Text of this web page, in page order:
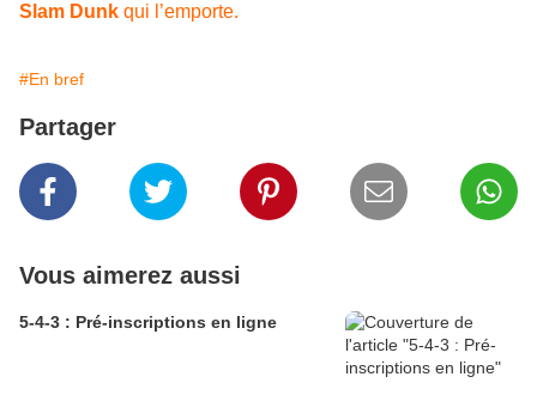
Slam Dunk qui l’emporte.
#En bref
Partager
Vous aimerez aussi
5-4-3 : Pré-inscriptions en ligne